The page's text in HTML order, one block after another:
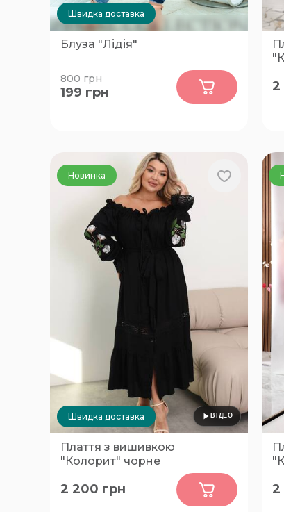
Швидка доставка
Блуза "Лідія"
48
800грн
199 грн 2
Новинка
Швидка доставка
Плаття з вишивкою
"Колорит" чорне
2 200 грн 2